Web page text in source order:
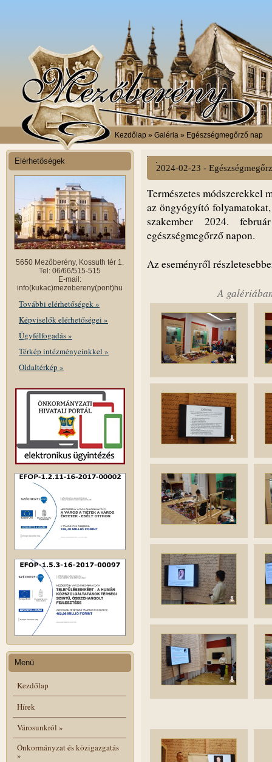
Kezdőlap » Galéria » Egészségmegőrző nap
Elérhetőségek
5650 Mezőberény, Kossuth tér 1.
Tel: 06/66/515-515
E-mail:
info(kukac)mezobereny(pont)hu
További elérhetőségek »
Képviselők elérhetőségei »
Ügyfélfogadás »
Térkép intézményeinkkel »
Oldaltérkép »
Menü
Kezdőlap
Hírek
Városunkról »
Önkormányzat és közigazgatás
»
2024-02-23 -
Természetes módszerekkel
az öngyógyító
szakember 2024.
egészségmegőrző napon.
Az eseményről
A